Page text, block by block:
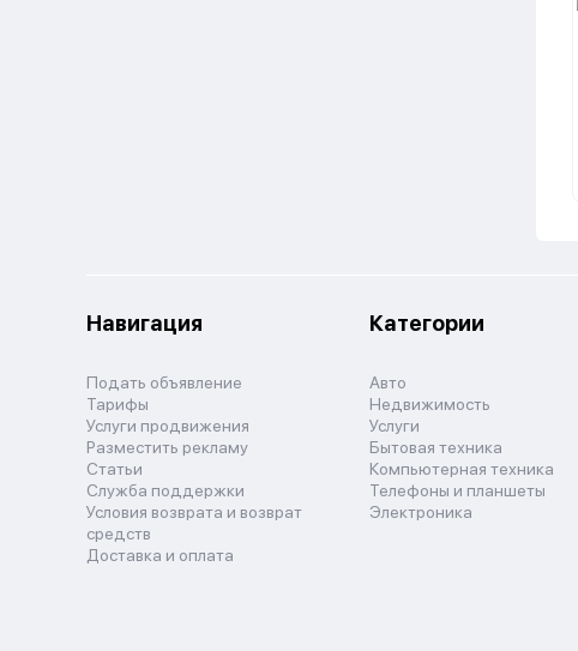
Навигация
Подать объявление
Тарифы
Услуги продвижения
Разместить рекламу
Статьи
Служба поддержки
Условия возврата и возврат
средств
Доставка и оплата
Категории
Авто
Недвижимость
Услуги
Бытовая техника
Компьютерная техника
Телефоны и планшеты
Электроника